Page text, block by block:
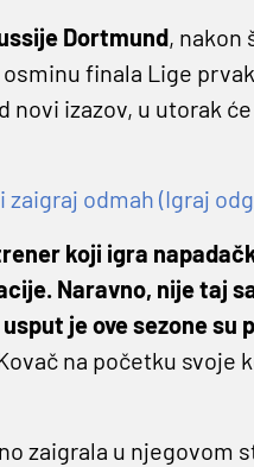
Dortmund, nakon
finala Lige
izazov, u utorak
odmah (Igraj
koji igra
Naravno, nije taj
je ove sezone su
na početku svoje
zaigrala u njegovom